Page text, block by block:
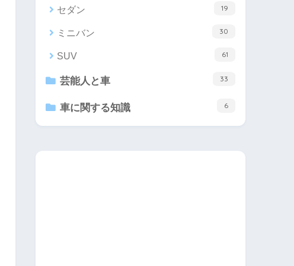
セダン 19
ミニバン 30
SUV 61
芸能人と車 33
車に関する知識 6